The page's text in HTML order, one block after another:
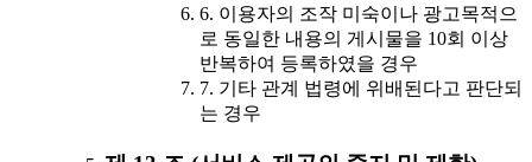
6. 이용자의 조작 미숙이나 광고목적으
로 동일한 내용의 게시물을 10회 이상
반복하여 등록하였을 경우
7. 기타 관계 법령에 위배된다고 판단되
는 경우